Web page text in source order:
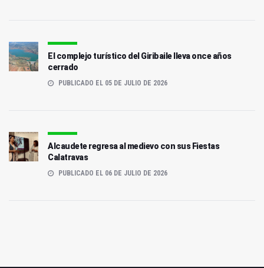
El complejo turístico del Giribaile lleva once años
cerrado
PUBLICADO EL 05 DE JULIO DE 2026
Alcaudete regresa al medievo con sus Fiestas
Calatravas
PUBLICADO EL 06 DE JULIO DE 2026